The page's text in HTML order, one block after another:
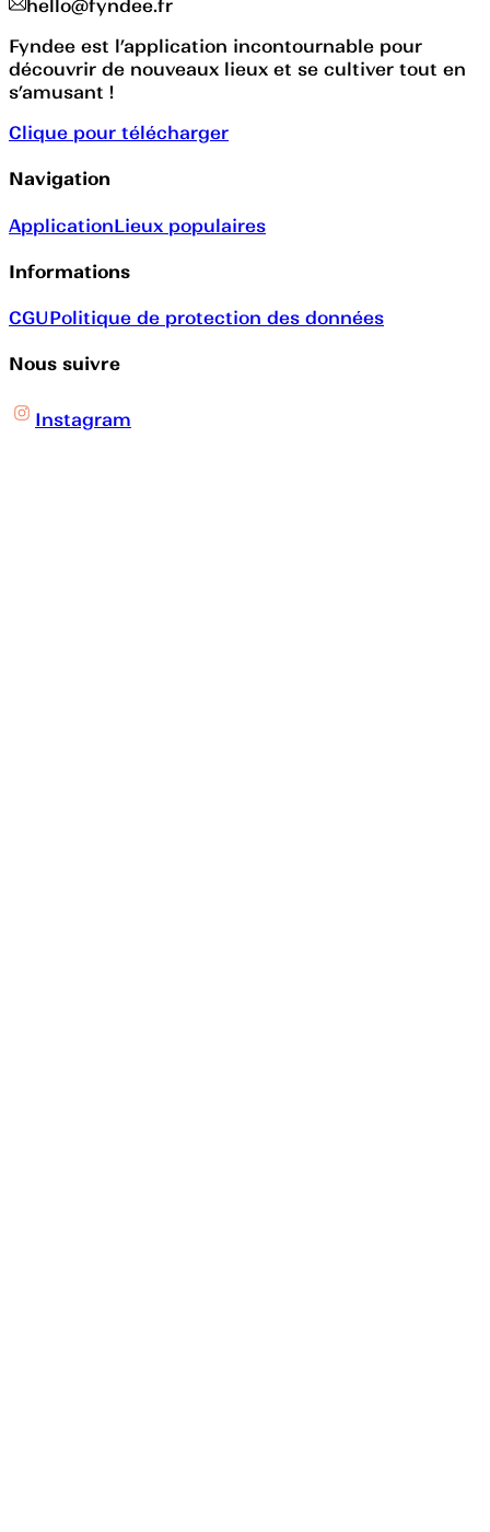
hello@fyndee.fr
Fyndee est l’application incontournable pour
découvrir de nouveaux lieux et se cultiver tout en
s’amusant !
Clique pour télécharger
Navigation
ApplicationLieux populaires
Informations
CGUPolitique de protection des données
Nous suivre
Instagram